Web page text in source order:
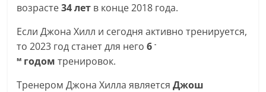
возрасте34 лет в конце 2018 года.
Если Джона Хилл и сегодня активно тренируется,
то 2023 год станет для него6-
м годом тренировок.
Тренером Джона Хилла являетсяДжош